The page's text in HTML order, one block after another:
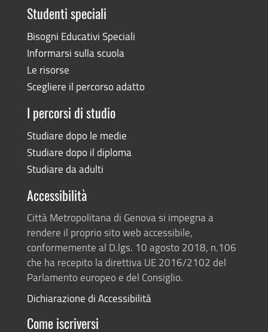
Studenti speciali
Bisogni Educativi Speciali
Informarsi sulla scuola
Le risorse
Scegliere il percorso adatto
I percorsi di studio
Studiare dopo le medie
Studiare dopo il diploma
Studiare da adulti
Accessibilità
Città Metropolitana di Genova si impegna a
rendere il proprio sito web accessibile,
conformemente al D.lgs. 10 agosto 2018, n.106
che ha recepito la direttiva UE 2016/2102 del
Parlamento europeo e del Consiglio.
Dichiarazione di Accessibilità
Come iscriversi